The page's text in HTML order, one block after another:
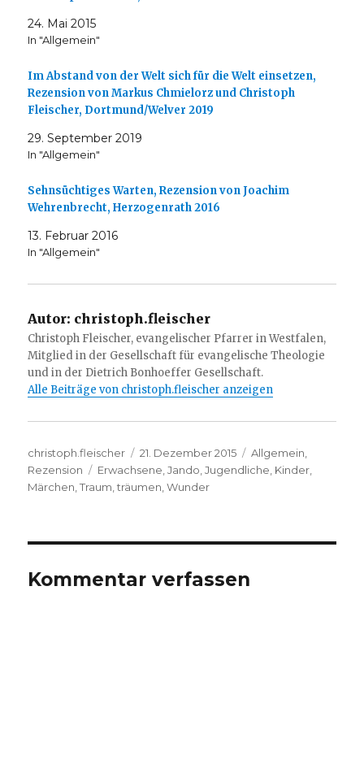
24. Mai 2015
In "Allgemein"
Im Abstand von der Welt sich für die Welt einsetzen,
Rezension von Markus Chmielorz und Christoph
Fleischer, Dortmund/Welver 2019
29. September 2019
In "Allgemein"
Sehnsüchtiges Warten, Rezension von Joachim
Wehrenbrecht, Herzogenrath 2016
13. Februar 2016
In "Allgemein"
Autor: christoph.fleischer
Christoph Fleischer, evangelischer Pfarrer in Westfalen,
Mitglied in der Gesellschaft für evangelische Theologie
und in der Dietrich Bonhoeffer Gesellschaft.
Alle Beiträge von christoph.fleischer anzeigen
Autor
christoph.fleischer
Veröffentlicht
am
21. Dezember 2015 Kategorien
Allgemein
Rezension
Schlagwörter
Erwachsene ,Jando ,Jugendliche Kinder
Märchen ,Traum ,träumen ,Wunder
Kommentar verfassen